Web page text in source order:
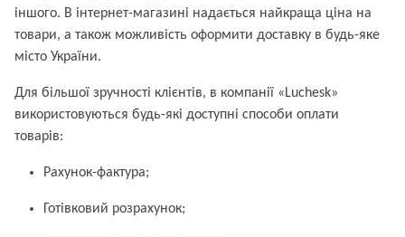
іншого. В інтернет-магазині надається найкраща ціна на
товари, а також можливість оформити доставку в будь-яке
місто України.
Для більшої зручності клієнтів, в компанії «Luchesk»
використовуються будь-які доступні способи оплати
товарів:
Рахунок-фактура;
Готівковий розрахунок;